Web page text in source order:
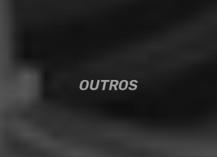
OUTROS
OUTROS